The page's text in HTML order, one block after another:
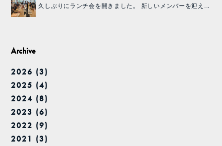
久しぶりにランチ会を開きました。 新しいメンバーを迎え...
Archive
2026 (3)
2025 (4)
2024 (8)
2023 (6)
2022 (9)
2021 (3)